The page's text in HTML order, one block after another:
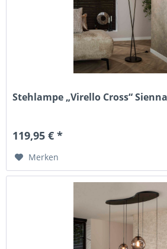
Stehlampe „Virello Cross“
119,95 € *
Merken